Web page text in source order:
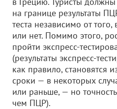
на границе результаты
теста независимо от
или нет. Помимо этого,
пройти экспресс-
(результаты экспресс-
как правило, становятся
сроки — в некоторых
или раньше, — но
чем ПЦР).